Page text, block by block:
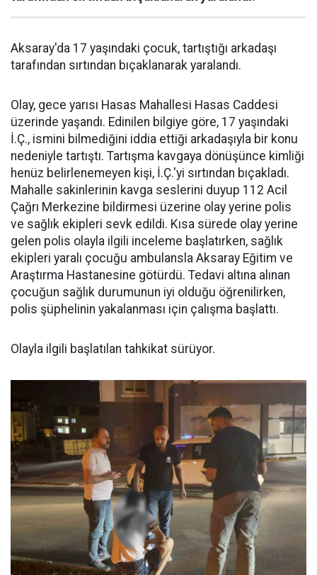
Aksaray'da 17 yaşındaki çocuk, tartıştığı arkadaşı
tarafından sırtından bıçaklanarak yaralandı.
Olay, gece yarısı Hasas Mahallesi Hasas Caddesi
üzerinde yaşandı. Edinilen bilgiye göre, 17 yaşındaki
İ.Ç., ismini bilmediğini iddia ettiği arkadaşıyla bir konu
nedeniyle tartıştı. Tartışma kavgaya dönüşünce kimliği
henüz belirlenemeyen kişi, İ.Ç.'yi sırtından bıçakladı.
Mahalle sakinlerinin kavga seslerini duyup 112 Acil
Çağrı Merkezine bildirmesi üzerine olay yerine polis
ve sağlık ekipleri sevk edildi. Kısa sürede olay yerine
gelen polis olayla ilgili inceleme başlatırken, sağlık
ekipleri yaralı çocuğu ambulansla Aksaray Eğitim ve
Araştırma Hastanesine götürdü. Tedavi altına alınan
çocuğun sağlık durumunun iyi olduğu öğrenilirken,
polis şüphelinin yakalanması için çalışma başlattı.
Olayla ilgili başlatılan tahkikat sürüyor.